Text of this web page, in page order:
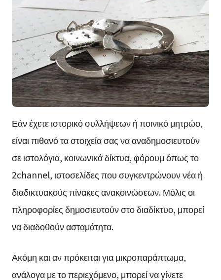
Εάν έχετε ιστορικό συλλήψεων ή ποινικό μητρώο,
είναι πιθανό τα στοιχεία σας να αναδημοσιευτούν
σε ιστολόγια, κοινωνικά δίκτυα, φόρουμ όπως το
2channel, ιστοσελίδες που συγκεντρώνουν νέα ή
διαδικτυακούς πίνακες ανακοινώσεων. Μόλις οι
πληροφορίες δημοσιευτούν στο διαδίκτυο, μπορεί
να διαδοθούν ασταμάτητα.
Ακόμη και αν πρόκειται για μικροπαράπτωμα,
ανάλογα με το περιεχόμενο, μπορεί να γίνετε